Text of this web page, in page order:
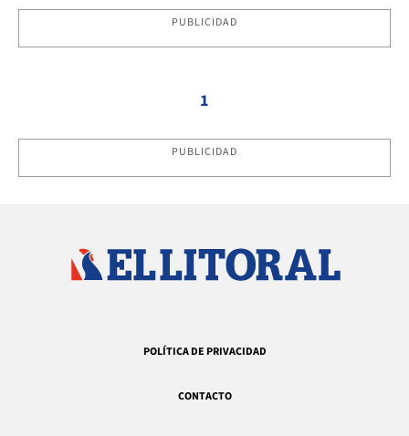
PUBLICIDAD
1
PUBLICIDAD
POLÍTICA DE PRIVACIDAD
CONTACTO